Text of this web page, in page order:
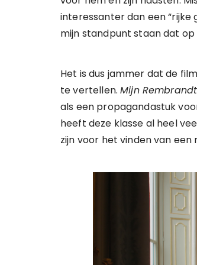
interessanter dan een “rijke
mijn standpunt staan dat
Het is dus jammer dat de
te vertellen.Mijn Rembrandt
als een propagandastuk
heeft deze klasse al heel
zijn voor het vinden van een